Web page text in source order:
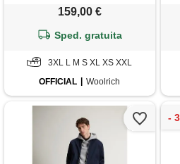
twill di cotone verde taglia s
159,00 €
Sped. gratuita
3XL L M S XL XS XXL
OFFICIAL
Woolrich